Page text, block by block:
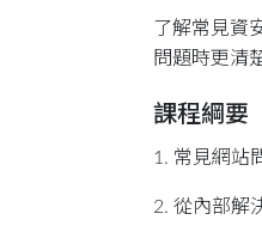
了解常見
問題時更清
課程綱要
1. 常見網站
2. 從內部解